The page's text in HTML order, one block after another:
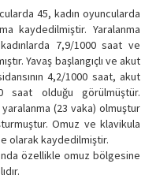
45, kadın oyuncularda
kaydedilmiştir. Yaralanma
7,9/1000 saat ve
Yavaş başlangıçlı ve akut
4,2/1000 saat, akut
saat olduğu görülmüştür.
(23 vaka) olmuştur
Omuz ve klavikula
olarak kaydedilmiştir.
özellikle omuz bölgesine